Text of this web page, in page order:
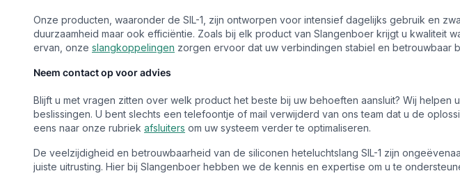
Onze producten, waaronder de SIL-1, zijn ontworpen voor intensief dagelijks gebruik en
duurzaamheid maar ook efficiëntie. Zoals bij elk product van Slangenboer krijgt u kwaliteit
ervan, onze slangkoppelingen zorgen ervoor dat uw verbindingen stabiel en betrouwbaar
Neem contact op voor advies
Blijft u met vragen zitten over welk product het beste bij uw behoeften aansluit? Wij
beslissingen. U bent slechts een telefoontje of mail verwijderd van ons team dat u de
eens naar onze rubriek afsluiters om uw systeem verder te optimaliseren.
De veelzijdigheid en betrouwbaarheid van de siliconen heteluchtslang SIL-1 zijn
juiste uitrusting. Hier bij Slangenboer hebben we de kennis en expertise om u te